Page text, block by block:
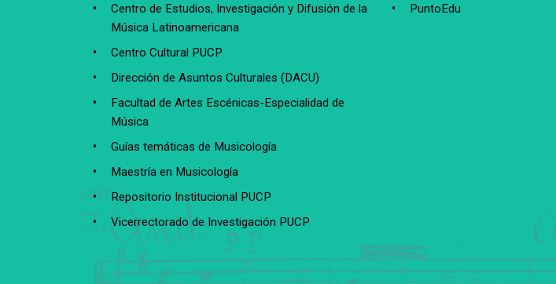
Centro de Estudios, Investigación y Difusión de la
Música Latinoamericana
Centro Cultural PUCP
Dirección de Asuntos Culturales (DACU)
Facultad de Artes Escénicas-Especialidad de
Música
Guías temáticas de Musicología
Maestría en Musicología
Repositorio Institucional PUCP
Vicerrectorado de Investigación PUCP
PuntoEdu